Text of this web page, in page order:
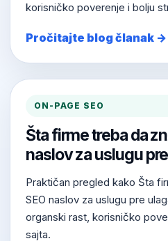
korisničko poverenje i bolju
Pročitajte blog članak →
ON-PAGE SEO
Šta firme treba da
naslov za uslugu
Praktičan pregled kako Šta
SEO naslov za uslugu pre
organski rast, korisničko
sajta.